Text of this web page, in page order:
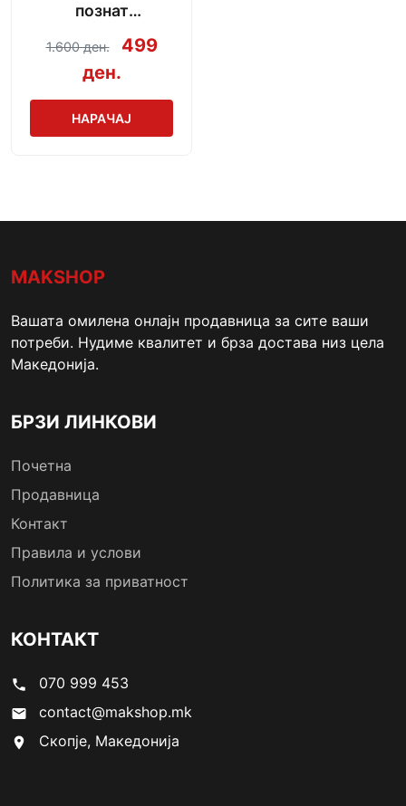
познат
производител
1.600 ден.
499
ден.
НАРАЧАЈ
MAKSHOP
Вашата омилена онлајн продавница за сите ваши
потреби. Нудиме квалитет и брза достава низ цела
Македонија.
БРЗИ ЛИНКОВИ
Почетна
Продавница
Контакт
Правила и услови
Политика за приватност
КОНТАКТ
phone 070 999 453
email contact@makshop.mk
location_on Скопје, Македонија